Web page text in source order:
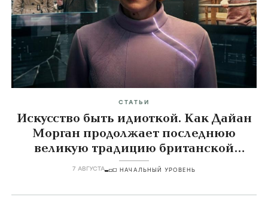
СТАТЬИ
Искусство быть идиоткой. Как Дайан
Морган продолжает последнюю
великую традицию британской
комедии
7 АВГУСТА НАЧАЛЬНЫЙ УРОВЕНЬ